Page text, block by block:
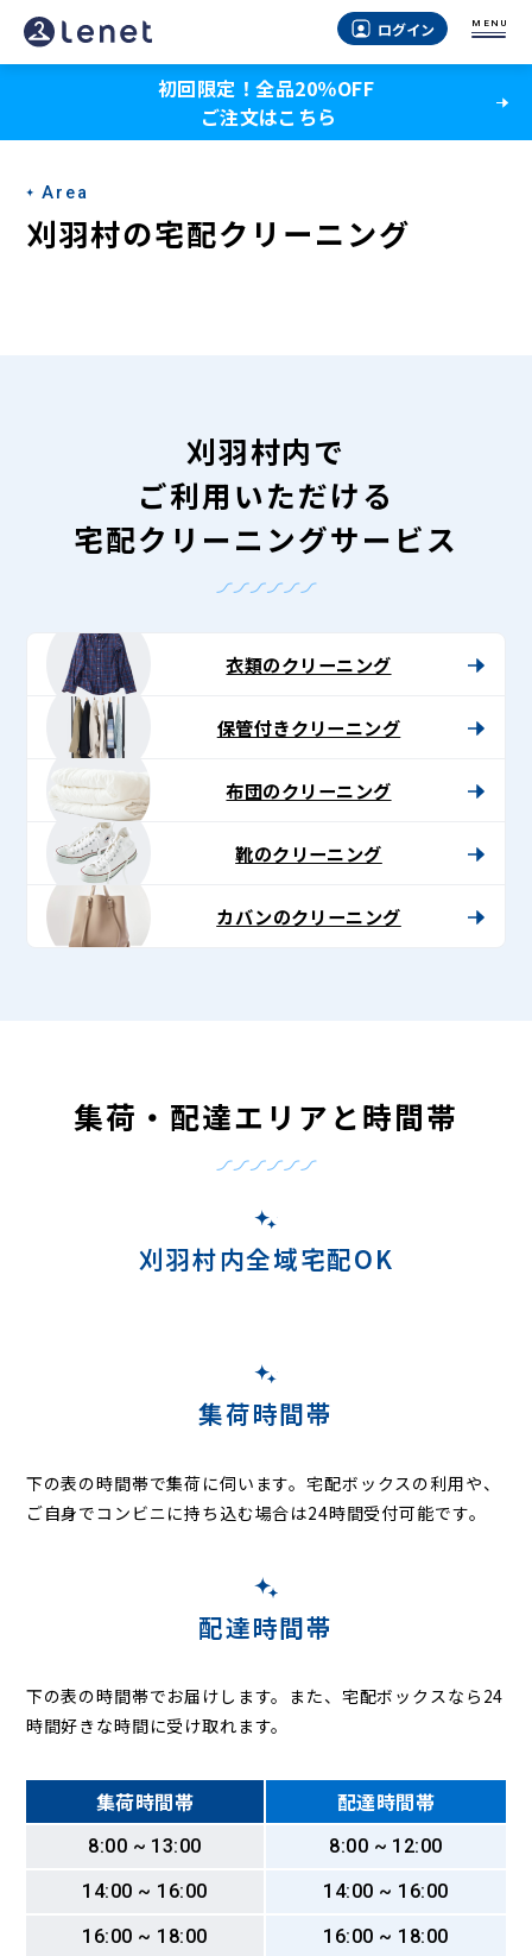
刈
羽
の
宅
配
ト〉
ログイン MENU
初回限定！全品20％OFF
ご注文はこちら
Area
刈羽村の宅配クリーニング
刈羽村内で
ご利用いただける
宅配クリーニングサービス
衣類のクリーニング
保管付きクリーニング
布団のクリーニング
靴のクリーニング
カバンのクリーニング
集荷・配達エリアと時間帯
刈羽村内全域宅配OK
集荷時間帯
下の表の時間帯で集荷に伺います。宅配ボックスの利用や、
ご自身でコンビニに持ち込む場合は24時間受付可能です。
配達時間帯
下の表の時間帯でお届けします。また、宅配ボックスなら24
時間好きな時間に受け取れます。
集荷時間帯 配達時間帯
8:00 ~ 13:00
8:00 ~ 12:00
14:00 ~ 16:00
14:00 ~ 16:00
16:00 ~ 18:00
16:00 ~ 18:00